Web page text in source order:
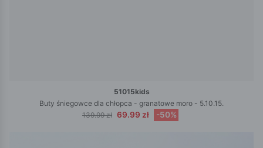
51015kids
Buty śniegowce dla chłopca - granatowe moro - 5.10.15.
139.99 zł 69.99 zł -50%